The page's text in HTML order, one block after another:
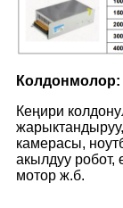
Колдонмолор:
Кеңири
камерасы,
акылдуу робот,
мотор ж.б.